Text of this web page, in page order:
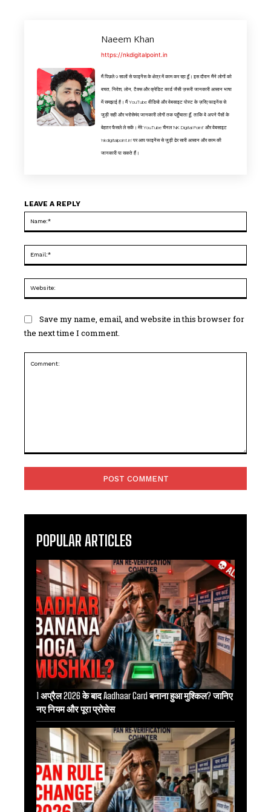
Naeem Khan
https://nkdigitalpoint.in
मैं पिछले 9 सालों से फाइनेंस के क्षेत्र में काम कर रहा हूँ। इस दौरान मैंने लोगों को
बचत, निवेश, लोन, टैक्स और क्रेडिट कार्ड जैसी ज़रूरी जानकारी आसान भाषा
में समझाई है। मैं YouTube वीडियो और वेबसाइट पोस्ट के ज़रिए फाइनेंस से
जुड़ी सही और भरोसेमंद जानकारी लोगों तक पहुँचाता हूँ, ताकि वे अपने पैसों के
बेहतर फैसले ले सकें। मेरे YouTube चैनल 'NK Digital Point' और वेबसाइट
'nkdigitalpoint.in' पर आप फाइनेंस से जुड़ी ढेर सारी आसान और काम की
जानकारी पा सकते हैं।
LEAVE A REPLY
Save my name, email, and website in this browser for
the next time I comment.
POPULAR ARTICLES
1 अप्रैल 2026 के बाद Aadhaar Card बनाना हुआ मुश्किल? जानिए
नए नियम और पूरा प्रोसेस